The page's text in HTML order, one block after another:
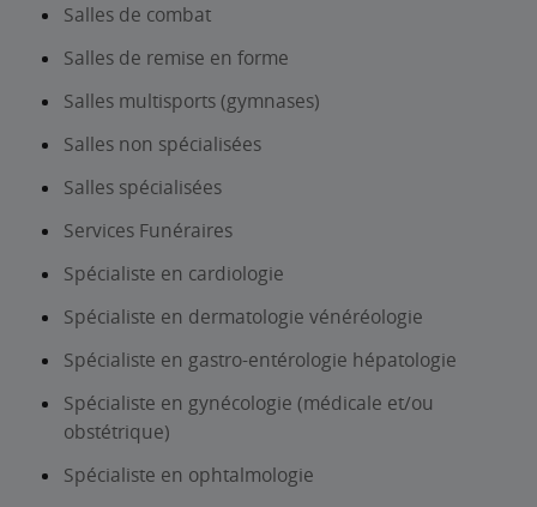
Salles de combat
Salles de remise en forme
Salles multisports (gymnases)
Salles non spécialisées
Salles spécialisées
Services Funéraires
Spécialiste en cardiologie
Spécialiste en dermatologie vénéréologie
Spécialiste en gastro-entérologie hépatologie
Spécialiste en gynécologie (médicale et/ou
obstétrique)
Spécialiste en ophtalmologie